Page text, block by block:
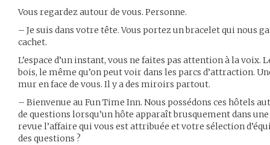
Vous regardez autour de vous. Personne.
– Je suis dans votre tête. Vous portez un bracelet qui nous
cachet.
L’espace d’un instant, vous ne faites pas attention à la voix.
bois, le même qu’on peut voir dans les parcs d’attraction.
mur en face de vous. Il y a des miroirs partout.
– Bienvenue au Fun Time Inn. Nous possédons ces hôtels
de questions lorsqu’un hôte apparaît brusquement dans
revue l’affaire qui vous est attribuée et votre sélection
des questions ?